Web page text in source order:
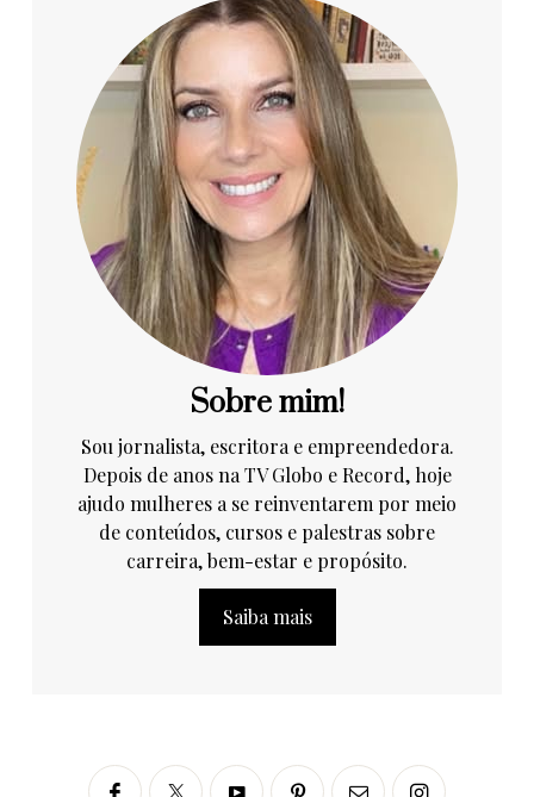
Sobre mim!
Sou jornalista, escritora e empreendedora.
Depois de anos na TV Globo e Record, hoje
ajudo mulheres a se reinventarem por meio
de conteúdos, cursos e palestras sobre
carreira, bem-estar e propósito.
Saiba mais